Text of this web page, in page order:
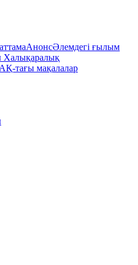
АнонсӘлемдегі ғылым
Халықаралық
тағы мақалалар